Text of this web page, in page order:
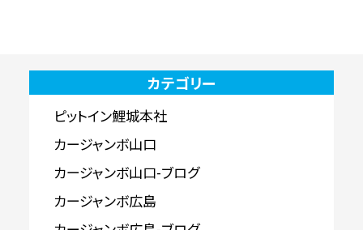
カテゴリー
ピットイン鯉城本社
カージャンボ山口
カージャンボ山口-ブログ
カージャンボ広島